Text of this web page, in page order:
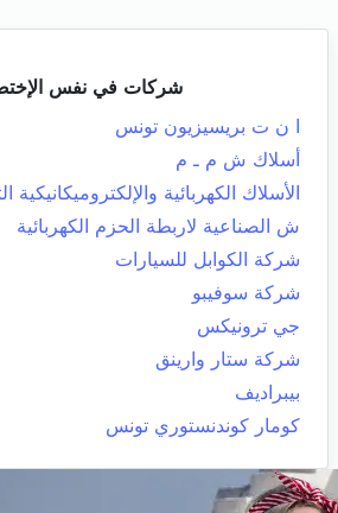
شركات في نفس
ا ن ت بريسيزيون تونس
أسلاك ش م ـ م
الأسلاك الكهربائية والإلكتروميكانيكية
ش الصناعية لاربطة الحزم الكهربائية
شركة الكوابل للسيارات
شركة سوفيبو
جي ترونيكس
شركة ستار وارينق
بيبراديف
كومار كوندنستوري تونس